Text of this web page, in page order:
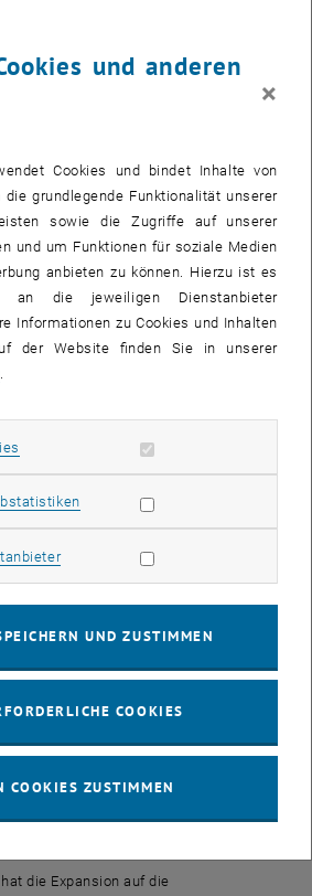
(10^15 bytes) of data. Such machines are
climate change and for powering
computer systems are designed
speed or to manage and
of data, future applications call for
both capabilities.
and massive parallelism will require
of computer system design,
systems, programming, and
scaling will make it increasingly difficult
increased performance and capacity that
in computer technology for the past 50
so hoch wie möglich?
über die Entwicklung der
in Österreich und die zukünftige
19 Jänner 2015
als symbolischer Ausdruck der
interpretiert, in dem sich viele
die Expansion auf die
und anderen
×
Cookies und bindet Inhalte von
grundlegende Funktionalität unserer
sowie die Zugriffe auf unserer
und um Funktionen für soziale Medien
anbieten zu können. Hierzu ist es
an die jeweiligen Dienstanbieter
Informationen zu Cookies und Inhalten
der Website finden Sie in unserer
.
Erforderliche Cookies zulassen
Statistik Cookies zulassen
Marketing Cookies zulassen
UND ZUSTIMMEN
COOKIES
COOKIES ZUSTIMMEN